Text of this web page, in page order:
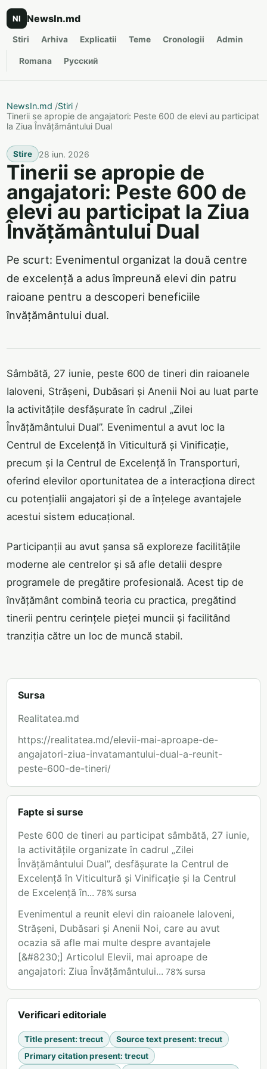
NI NewsIn.md
Stiri Arhiva Explicatii Teme Cronologii Admin
Romana Русский
NewsIn.md /Stiri /
Tinerii se apropie de angajatori: Peste 600 de elevi au participat
la Ziua Învățământului Dual
Stire 28 iun. 2026
Tinerii se apropie de
angajatori: Peste 600 de
elevi au participat la Ziua
Învățământului Dual
Pe scurt: Evenimentul organizat la două centre
de excelență a adus împreună elevi din patru
raioane pentru a descoperi beneficiile
învățământului dual.
Sâmbătă, 27 iunie, peste 600 de tineri din raioanele
Ialoveni, Strășeni, Dubăsari și Anenii Noi au luat parte
la activitățile desfășurate în cadrul „Zilei
Învățământului Dual”. Evenimentul a avut loc la
Centrul de Excelență în Viticultură și Vinificație,
precum și la Centrul de Excelență în Transporturi,
oferind elevilor oportunitatea de a interacționa direct
cu potențialii angajatori și de a înțelege avantajele
acestui sistem educațional.
Participanții au avut șansa să exploreze facilitățile
moderne ale centrelor și să afle detalii despre
programele de pregătire profesională. Acest tip de
învățământ combină teoria cu practica, pregătind
tinerii pentru cerințele pieței muncii și facilitând
tranziția către un loc de muncă stabil.
Sursa
Realitatea.md
https://realitatea.md/elevii-mai-aproape-de-
angajatori-ziua-invatamantului-dual-a-reunit-
peste-600-de-tineri/
Fapte si surse
Peste 600 de tineri au participat sâmbătă, 27 iunie,
la activitățile organizate în cadrul „Zilei
Învățământului Dual”, desfășurate la Centrul de
Excelență în Viticultură și Vinificație și la Centrul
de Excelență în... 78% sursa
Evenimentul a reunit elevi din raioanele Ialoveni,
Strășeni, Dubăsari și Anenii Noi, care au avut
ocazia să afle mai multe despre avantajele
[&#8230;] Articolul Elevii, mai aproape de
angajatori: Ziua Învățământului... 78% sursa
Verificari editoriale
Title present: trecut Source text present: trecut
Primary citation present: trecut